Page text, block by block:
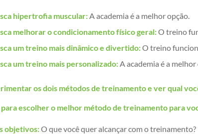
hipertrofia muscular: A academia é a melhor opção.
melhorar o condicionamento físico geral:O treino
um treino mais dinâmico e divertido:O treino
um treino mais personalizado: A academia é a melhor
os dois métodos de treinamento e ver qual
para escolher o melhor método de treinamento para
objetivos:O que você quer alcançar com o treinamento?